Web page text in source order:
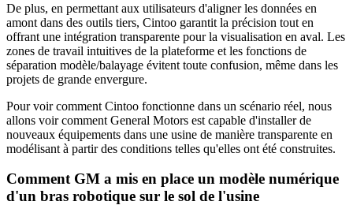
De plus, en permettant aux utilisateurs d'aligner les données en
amont dans des outils tiers, Cintoo garantit la précision tout en
offrant une intégration transparente pour la visualisation en aval. Les
zones de travail intuitives de la plateforme et les fonctions de
séparation modèle/balayage évitent toute confusion, même dans les
projets de grande envergure.
Pour voir comment Cintoo fonctionne dans un scénario réel, nous
allons voir comment General Motors est capable d'installer de
nouveaux équipements dans une usine de manière transparente en
modélisant à partir des conditions telles qu'elles ont été construites.
Comment GM a mis en place un modèle numérique
d'un bras robotique sur le sol de l'usine